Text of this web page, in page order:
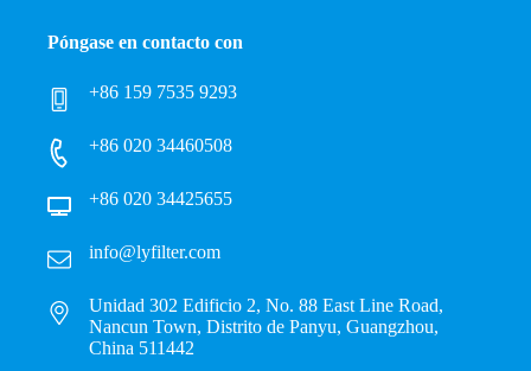
Póngase en contacto con
+86 159 7535 9293
+86 020 34460508
+86 020 34425655
info@lyfilter.com
Unidad 302 Edificio 2, No. 88 East Line Road,
Nancun Town, Distrito de Panyu, Guangzhou,
China 511442